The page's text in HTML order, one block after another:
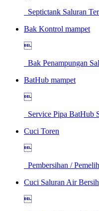
Septictank Saluran
Bak Kontrol mampet

Bak Penampungan
BatHub mampet

Service Pipa BatHub
Cuci Toren

Pembersihan /
Cuci Saluran Air Bersih
